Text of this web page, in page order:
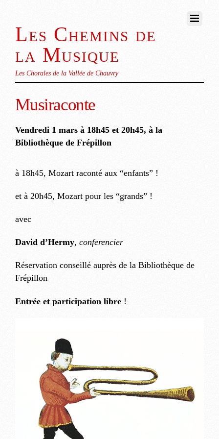
Les Chemins de
la Musique
Les Chorales de la Vallée de Chauvry
Musiraconte
Vendredi 1 mars à 18h45 et 20h45, à la
Bibliothèque de Frépillon
à 18h45, Mozart raconté aux “enfants” !
et à 20h45, Mozart pour les “grands” !
avec
David d’Hermy,conferencier
Réservation conseillé auprès de la Bibliothèque de
Frépillon
Entrée et participation libre !